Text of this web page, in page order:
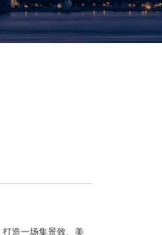
造一场集景致、美